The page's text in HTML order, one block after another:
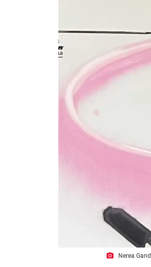
photo_camera Nerea